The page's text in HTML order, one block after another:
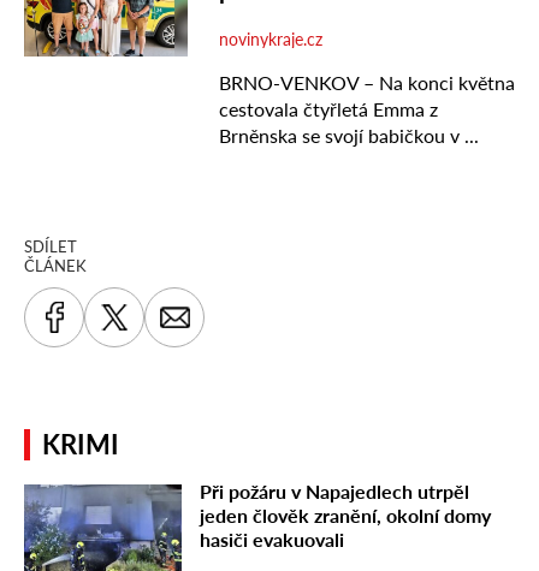
SDÍLET
ČLÁNEK
KRIMI
Při požáru v Napajedlech utrpěl
jeden člověk zranění, okolní domy
hasiči evakuovali